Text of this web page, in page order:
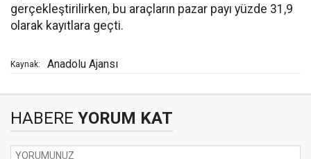
gerçekleştirilirken, bu araçların pazar payı yüzde 31,9
olarak kayıtlara geçti.
Kaynak: Anadolu Ajansı
HABERE YORUM KAT